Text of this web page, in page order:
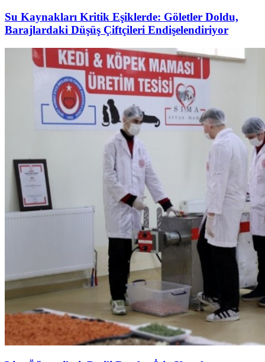
Su Kaynakları Kritik Eşiklerde: Göletler Doldu,
Barajlardaki Düşüş Çiftçileri Endişelendiriyor